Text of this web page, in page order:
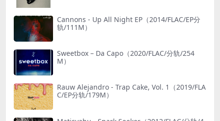
Cannons - Up All Night EP（2014/FLAC/EP分
轨/111M）
Sweetbox – Da Capo（2020/FLAC/分轨/254
M）
Rauw Alejandro - Trap Cake, Vol. 1（2019/FLA
C/EP分轨/179M）